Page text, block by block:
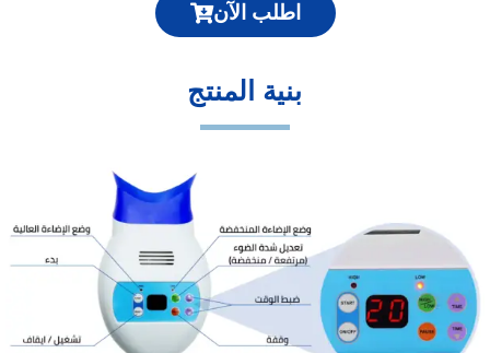
اطلب الآن
بنية المنتج